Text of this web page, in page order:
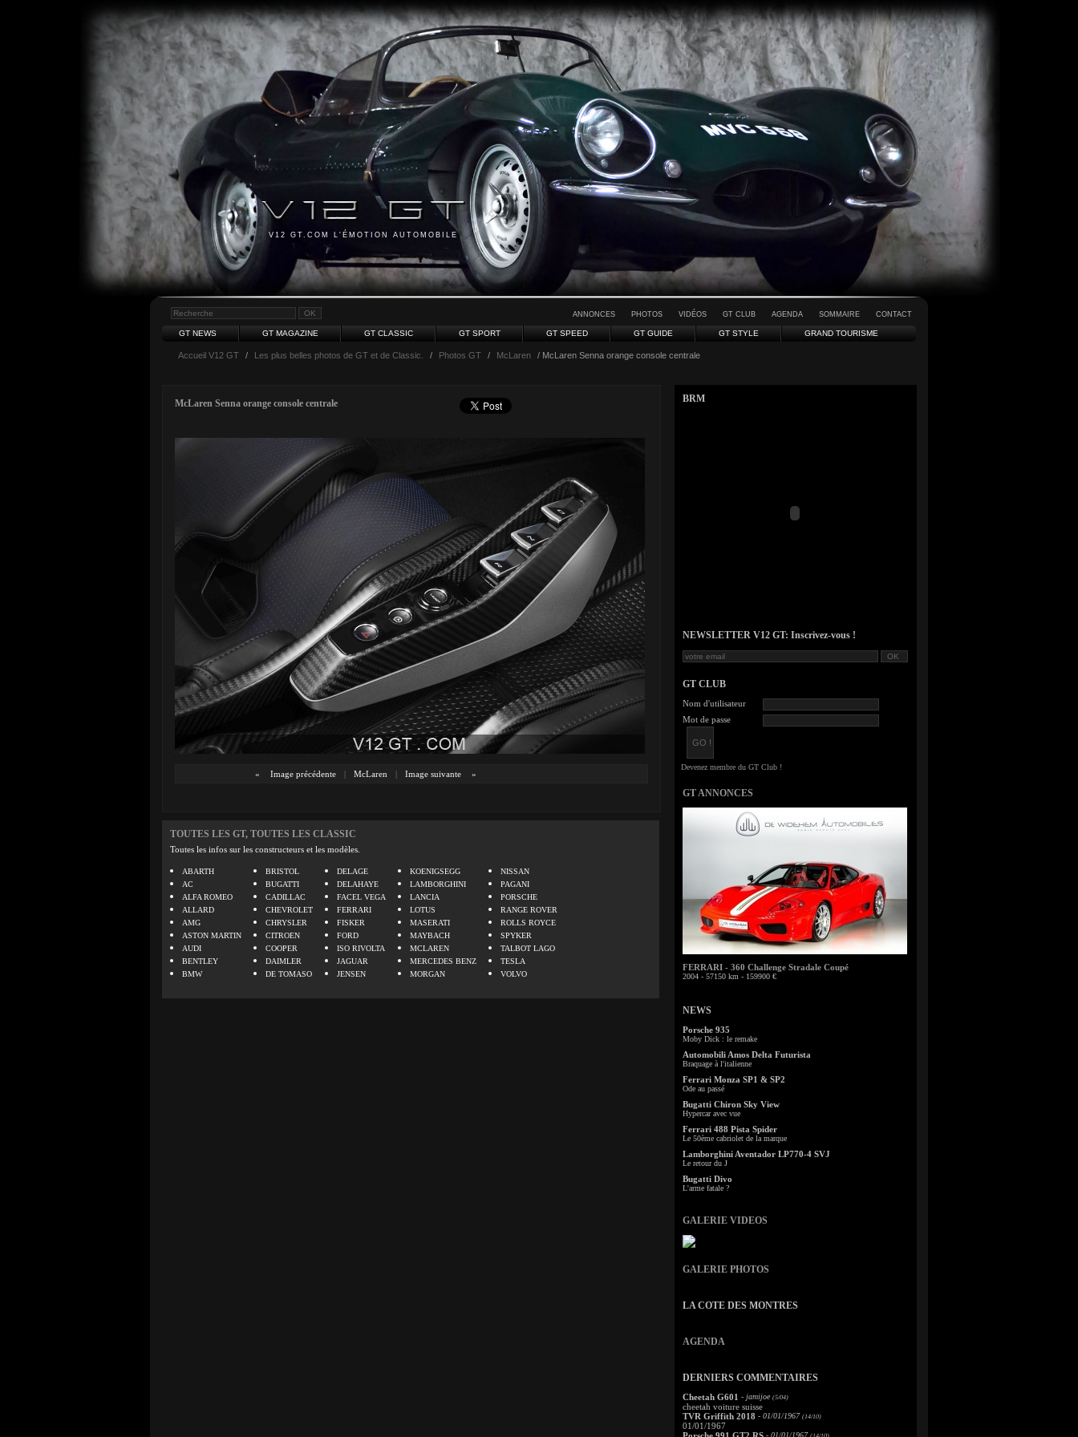
V12 GT.COM L'ÉMOTION AUTOMOBILE
ANNONCES PHOTOS VIDÉOS GT CLUB AGENDA SOMMAIRE CONTACT
GT NEWS GT MAGAZINE GT CLASSIC GT SPORT GT SPEED GT GUIDE GT STYLE GRAND TOURISME
Accueil V12 GT / Les plus belles photos de GT et de Classic. / Photos GT / McLaren / McLaren Senna orange console centrale
McLaren Senna orange console centrale
« Image précédente | McLaren | Image suivante »
TOUTES LES GT, TOUTES LES CLASSIC
Toutes les infos sur les constructeurs et les modèles.
ABARTH
AC
ALFA ROMEO
ALLARD
AMG
ASTON MARTIN
AUDI
BENTLEY
BMW
BRISTOL
BUGATTI
CADILLAC
CHEVROLET
CHRYSLER
CITROEN
COOPER
DAIMLER
DE TOMASO
DELAGE
DELAHAYE
FACEL VEGA
FERRARI
FISKER
FORD
ISO RIVOLTA
JAGUAR
JENSEN
KOENIGSEGG
LAMBORGHINI
LANCIA
LOTUS
MASERATI
MAYBACH
MCLAREN
MERCEDES BENZ
MORGAN
NISSAN
PAGANI
PORSCHE
RANGE ROVER
ROLLS ROYCE
SPYKER
TALBOT LAGO
TESLA
VOLVO
BRM
NEWSLETTER V12 GT: Inscrivez-vous !
GT CLUB
Nom d'utilisateur
Mot de passe
GT ANNONCES
FERRARI - 360 Challenge Stradale Coupé
2004 - 57150 km - 159900 €
NEWS
Porsche 935
Moby Dick : le remake
Automobili Amos Delta Futurista
Braquage à l'italienne
Ferrari Monza SP1 & SP2
Ode au passé
Bugatti Chiron Sky View
Hypercar avec vue
Ferrari 488 Pista Spider
Le 50ème cabriolet de la marque
Lamborghini Aventador LP770-4 SVJ
Le retour du J
Bugatti Divo
L'arme fatale ?
GALERIE VIDEOS
GALERIE PHOTOS
LA COTE DES MONTRES
AGENDA
DERNIERS COMMENTAIRES
Cheetah G601 - jamijoe (5/04)
cheetah voiture suisse
TVR Griffith 2018 - 01/01/1967 (14/10)
01/01/1967
- 01/01/1967